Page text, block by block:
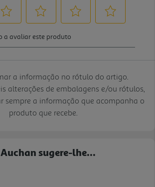
a informação no rótulo do artigo.
alterações de embalagens e/ou rótulos,
sempre a informação que acompanha o
produto que recebe.
sugere-lhe...